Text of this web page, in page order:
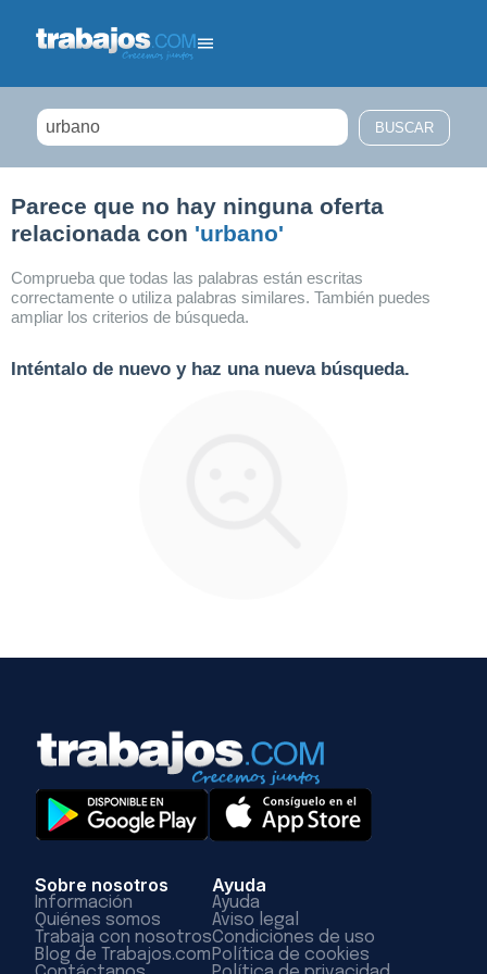
Parece que no hay ninguna oferta
relacionada con 'urbano'
Comprueba que todas las palabras están escritas
correctamente o utiliza palabras similares. También puedes
ampliar los criterios de búsqueda.
Inténtalo de nuevo y haz una nueva búsqueda.
Sobre nosotros
Información
Quiénes somos
Trabaja con nosotros
Blog de Trabajos.com
Ayuda
Ayuda
Aviso legal
Condiciones de uso
Política de cookies